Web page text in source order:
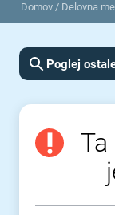
Domov / Delovna
Poglej